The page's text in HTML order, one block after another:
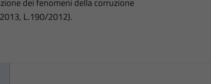
dei fenomeni della corruzione
L.190/2012).